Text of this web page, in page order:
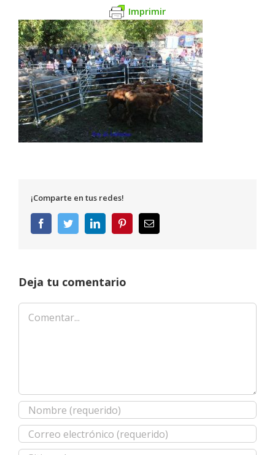
Imprimir
¡Comparte en tus redes!
FacebookTwitterLinkedInPinterestCorreo
electrónico
Deja tu comentario
Comentar